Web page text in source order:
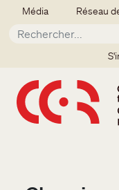
Aller au contenu
Secondary
Média Réseau